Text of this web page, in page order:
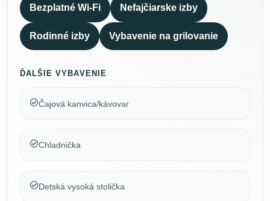
Bezplatné Wi-Fi Nefajčiarske izby
Rodinné izby Vybavenie na grilovanie
ĎALŠIE VYBAVENIE
Čajová kanvica/kávovar
Chladnička
Detská vysoká stolička